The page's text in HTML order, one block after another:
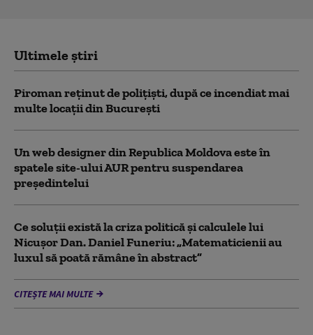
Ultimele știri
Piroman reţinut de poliţişti, după ce incendiat mai
multe locaţii din București
Un web designer din Republica Moldova este în
spatele site-ului AUR pentru suspendarea
președintelui
Ce soluții există la criza politică și calculele lui
Nicușor Dan. Daniel Funeriu: „Matematicienii au
luxul să poată rămâne în abstract”
CITEȘTE MAI MULTE